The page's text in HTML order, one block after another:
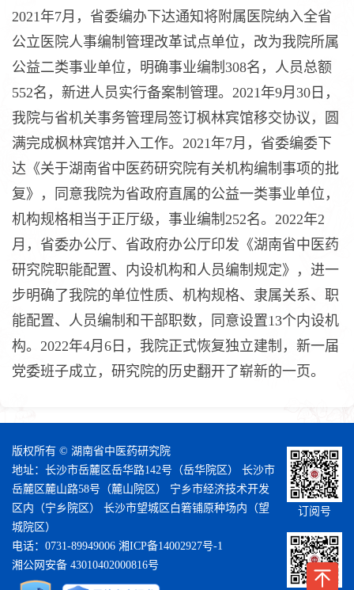
2021年7月，省委编办下达通知将附属医院纳入全省
公立医院人事编制管理改革试点单位，改为我院所属
公益二类事业单位，明确事业编制308名，人员总额
552名，新进人员实行备案制管理。2021年9月30日，
我院与省机关事务管理局签订枫林宾馆移交协议，圆
满完成枫林宾馆并入工作。2021年7月，省委编委下
达《关于湖南省中医药研究院有关机构编制事项的批
复》，同意我院为省政府直属的公益一类事业单位，
机构规格相当于正厅级，事业编制252名。2022年2
月，省委办公厅、省政府办公厅印发《湖南省中医药
研究院职能配置、内设机构和人员编制规定》，进一
步明确了我院的单位性质、机构规格、隶属关系、职
能配置、人员编制和干部职数，同意设置13个内设机
构。2022年4月6日，我院正式恢复独立建制，新一届
党委班子成立，研究院的历史翻开了崭新的一页。
版权所有 © 湖南省中医药研究院
地址：长沙市岳麓区岳华路142号（岳华院区） 长沙市
岳麓区麓山路58号（麓山院区） 宁乡市经济技术开发
区内（宁乡院区） 长沙市望城区白箬铺原种场内（望
城院区）
电话：0731-89949006 湘ICP备14002927号-1
湘公网安备 43010402000816号
订阅号